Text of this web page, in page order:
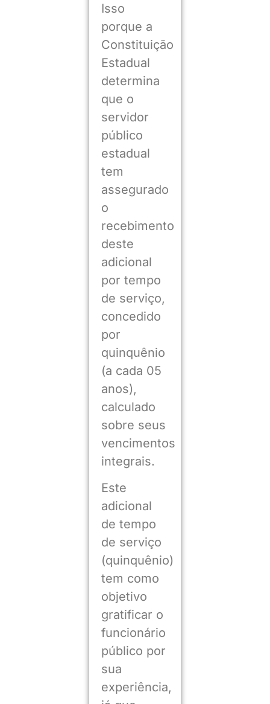
Isso
porque a
Constituição
Estadual
determina
que o
servidor
público
estadual
tem
assegurado
o
recebimento
deste
adicional
por tempo
de serviço,
concedido
por
quinquênio
(a cada 05
anos),
calculado
sobre seus
vencimentos
integrais.
Este
adicional
de tempo
de serviço
(quinquênio)
tem como
objetivo
gratificar o
funcionário
público por
sua
experiência,